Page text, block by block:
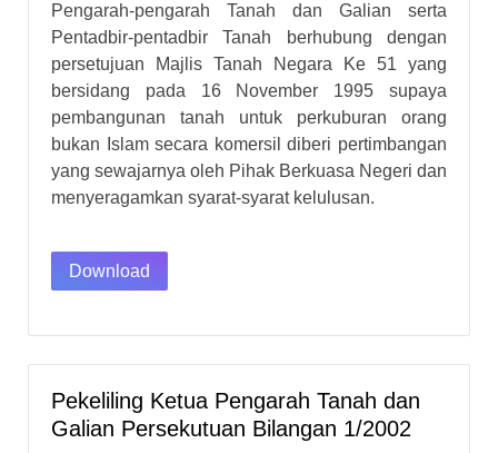
Pengarah-pengarah Tanah dan Galian serta
Pentadbir-pentadbir Tanah berhubung dengan
persetujuan Majlis Tanah Negara Ke 51 yang
bersidang pada 16 November 1995 supaya
pembangunan tanah untuk perkuburan orang
bukan Islam secara komersil diberi pertimbangan
yang sewajarnya oleh Pihak Berkuasa Negeri dan
menyeragamkan syarat-syarat kelulusan.
Download
Pekeliling Ketua Pengarah Tanah dan
Galian Persekutuan Bilangan 1/2002